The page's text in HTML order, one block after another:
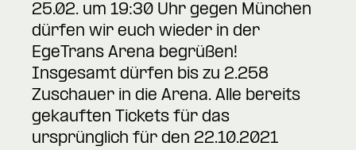
25.02. um 19:30 Uhr gegen München
dürfen wir euch wieder in der
EgeTrans Arena begrüßen!
Insgesamt dürfen bis zu 2.258
Zuschauer in die Arena. Alle bereits
gekauften Tickets für das
ursprünglich für den 22.10.2021